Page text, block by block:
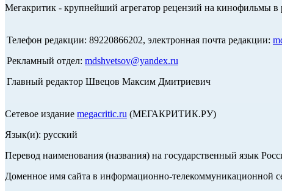
Мегакритик - крупнейший агрегатор рецензий на кинофильмы в
Телефон редакции: 89220866202, электронная почта редакции:
Рекламный отдел: mdshvetsov@yandex.ru
Главный редактор Швецов Максим Дмитриевич
Сетевое издание megacritic.ru (МЕГАКРИТИК.РУ)
Язык(и): русский
Перевод наименования (названия) на государственный язык
Доменное имя сайта в информационно-телекоммуникационной